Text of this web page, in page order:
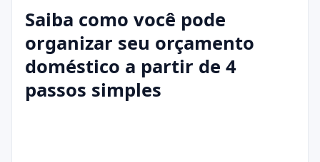
Saiba como você pode
organizar seu orçamento
doméstico a partir de 4
passos simples